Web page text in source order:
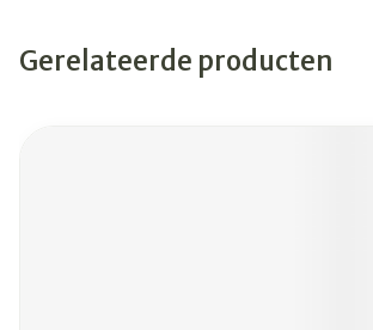
Gerelateerde producten